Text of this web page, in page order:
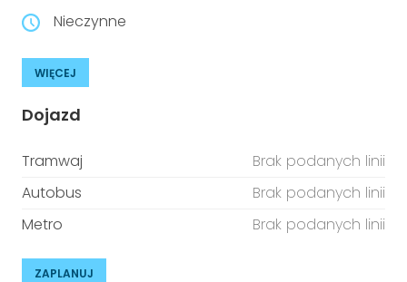
Nieczynne
WIĘCEJ
Dojazd
Tramwaj
Brak podanych linii
Autobus
Brak podanych linii
Metro
Brak podanych linii
ZAPLANUJ